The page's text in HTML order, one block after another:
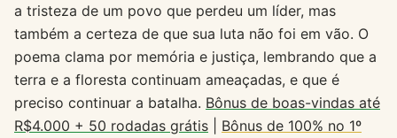
a tristeza de um povo que perdeu um líder, mas
também a certeza de que sua luta não foi em vão. O
poema clama por memória e justiça, lembrando que a
terra e a floresta continuam ameaçadas, e que é
preciso continuar a batalha. Bônus de boas-vindas até
R$4.000 + 50 rodadas grátis
Bônus de 100% no 1º